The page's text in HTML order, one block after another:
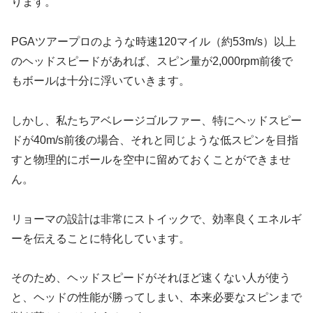
PGAツアープロのような時速120マイル（約53m/s）以上
のヘッドスピードがあれば、スピン量が2,000rpm前後で
もボールは十分に浮いていきます。
しかし、私たちアベレージゴルファー、特にヘッドスピー
ドが40m/s前後の場合、それと同じような低スピンを目指
すと物理的にボールを空中に留めておくことができませ
ん。
リョーマの設計は非常にストイックで、効率良くエネルギ
ーを伝えることに特化しています。
そのため、ヘッドスピードがそれほど速くない人が使う
と、ヘッドの性能が勝ってしまい、本来必要なスピンまで